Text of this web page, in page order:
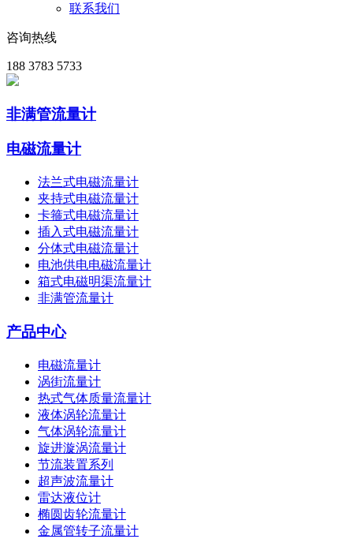
联系我们
咨询热线
188 3783 5733
非满管流量计
电磁流量计
法兰式电磁流量计
夹持式电磁流量计
卡箍式电磁流量计
插入式电磁流量计
分体式电磁流量计
电池供电电磁流量计
箱式电磁明渠流量计
非满管流量计
产品中心
电磁流量计
涡街流量计
热式气体质量流量计
液体涡轮流量计
气体涡轮流量计
旋进漩涡流量计
节流装置系列
超声波流量计
雷达液位计
椭圆齿轮流量计
金属管转子流量计